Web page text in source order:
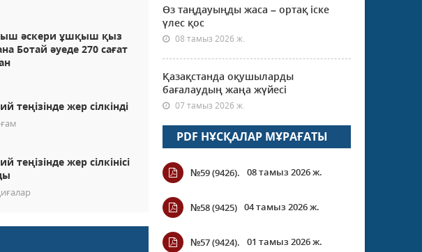
әскери ұшқыш қыз
Ботай әуеде 270 сағат
теңізінде жер сілкінді
теңізінде жер сілкінісі
Өз таңдауыңды жаса – ортақ іске
үлес қос
08 тамыз 2026 ж.
Қазақстанда оқушыларды
бағалаудың жаңа жүйесі
07 тамыз 2026 ж.
PDF НҰСҚАЛАР МҰРАҒАТЫ
№59 (9426). 08 тамыз 2026 ж.
№58 (9425) 04 тамыз 2026 ж.
№57 (9424). 01 тамыз 2026 ж.